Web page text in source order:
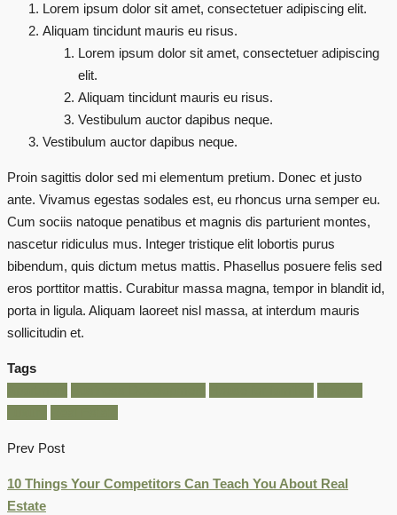
Lorem ipsum dolor sit amet, consectetuer adipiscing elit.
Aliquam tincidunt mauris eu risus.
Lorem ipsum dolor sit amet, consectetuer adipiscing
elit.
Aliquam tincidunt mauris eu risus.
Vestibulum auctor dapibus neque.
Vestibulum auctor dapibus neque.
Proin sagittis dolor sed mi elementum pretium. Donec et justo
ante. Vivamus egestas sodales est, eu rhoncus urna semper eu.
Cum sociis natoque penatibus et magnis dis parturient montes,
nascetur ridiculus mus. Integer tristique elit lobortis purus
bibendum, quis dictum metus mattis. Phasellus posuere felis sed
eros porttitor mattis. Curabitur massa magna, tempor in blandit id,
porta in ligula. Aliquam laoreet nisl massa, at interdum mauris
sollicitudin et.
Tags
Prev Post
10 Things Your Competitors Can Teach You About Real
Estate